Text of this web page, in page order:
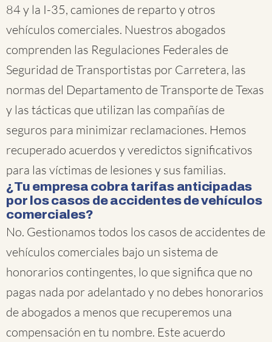
84 y la I-35, camiones de reparto y otros
vehículos comerciales. Nuestros abogados
comprenden las Regulaciones Federales de
Seguridad de Transportistas por Carretera, las
normas del Departamento de Transporte de Texas
y las tácticas que utilizan las compañías de
seguros para minimizar reclamaciones. Hemos
recuperado acuerdos y veredictos significativos
para las víctimas de lesiones y sus familias.
¿Tu empresa cobra tarifas anticipadas
por los casos de accidentes de vehículos
comerciales?
No. Gestionamos todos los casos de accidentes de
vehículos comerciales bajo un sistema de
honorarios contingentes, lo que significa que no
pagas nada por adelantado y no debes honorarios
de abogados a menos que recuperemos una
compensación en tu nombre. Este acuerdo